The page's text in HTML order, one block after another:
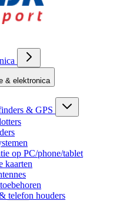
& elektronica
& GPS
op PC/phone/tablet
kaarten
telefon houders